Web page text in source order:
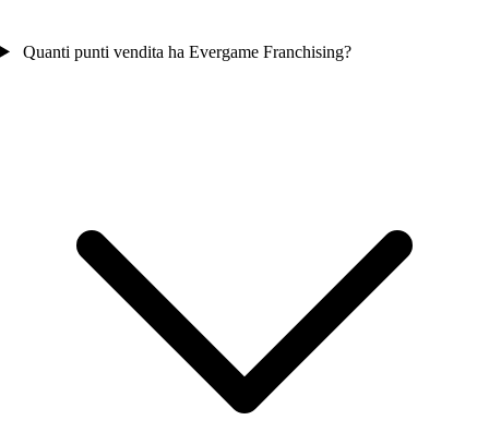
Quanti punti vendita ha Evergame Franchising?